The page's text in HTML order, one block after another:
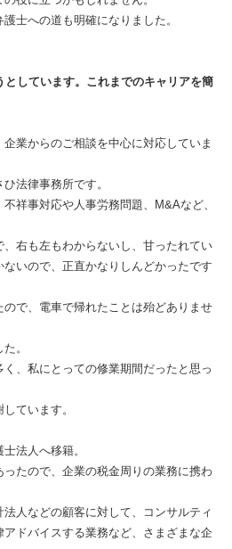
士への道も明確になりました。
しています。これまでのキャリアを簡
業からのご相談を中心に対応していま
法律事務所です。
祥事対応や人事労務問題、M&Aなど、
右も左もわからないし、甘ったれてい
いので、正直かなりしんどかったです
で、電車で帰れたことは殆どありませ
。
、私にとっての修業期間だったと思っ
ています。
法人へ移籍。
たので、企業の税金周りの業務に携わ
人などの顧客に対して、コンサルティ
ドバイスする業務など、さまざまな企